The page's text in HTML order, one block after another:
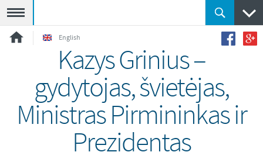
English
Kazys Grinius –
gydytojas, švietėjas,
Ministras Pirmininkas ir
Prezidentas